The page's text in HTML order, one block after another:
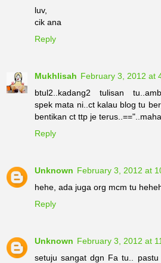
luv,
cik ana
Reply
Mukhlisah February 3, 2012 at
btul2..kadang2 tulisan
spek mata ni..ct kalau blog tu
bentikan ct ttp je
Reply
Unknown February 3, 2012 at
hehe, ada juga org mcm tu
Reply
Unknown February 3, 2012 at
setuju sangat dgn Fa tu..